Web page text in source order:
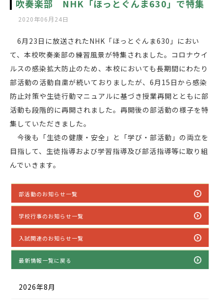
吹奏楽部 NHK「ほっとぐんま630」で特集
2020年06月24日
6月23日に放送されたNHK「ほっとぐんま630」におい
て、本校吹奏楽部の練習風景が特集されました。コロナウイ
ルスの感染拡大防止のため、本校においても長期間にわたり
部活動の活動自粛が続いておりましたが、6月15日から感染
防止対策や生徒行動マニュアルに基づき授業再開とともに部
活動も段階的に再開されました。再開後の部活動の様子を特
集していただきました。
今後も「生徒の健康・安全」と「学び・部活動」の両立を
目指して、生徒指導および学習指導及び部活指導等に取り組
んでいきます。
部活動のお知らせ一覧
学校行事のお知らせ一覧
入試関連のお知らせ一覧
最新情報一覧に戻る
2026年8月